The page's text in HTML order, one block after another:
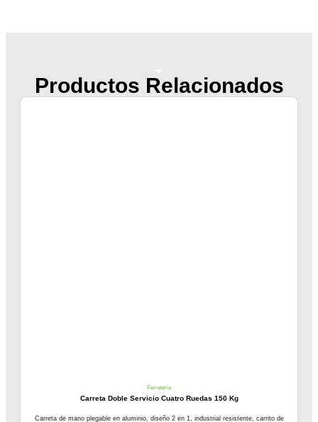
Productos Relacionados
Ferretería
Carreta Doble Servicio Cuatro Ruedas 150 Kg
Carreta de mano plegable en aluminio, diseño 2 en 1, industrial resistente, carrito de